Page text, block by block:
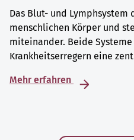
Das Blut- und Lymphsystem
menschlichen Körper und
miteinander. Beide
Krankheitserregern eine
Mehr erfahren